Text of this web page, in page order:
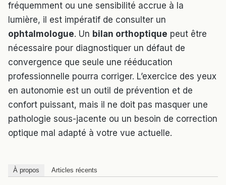
fréquemment ou une sensibilité accrue à la
lumière, il est impératif de consulter un
ophtalmologue. Un bilan orthoptique peut être
nécessaire pour diagnostiquer un défaut de
convergence que seule une rééducation
professionnelle pourra corriger. L’exercice des yeux
en autonomie est un outil de prévention et de
confort puissant, mais il ne doit pas masquer une
pathologie sous-jacente ou un besoin de correction
optique mal adapté à votre vue actuelle.
À propos Articles récents